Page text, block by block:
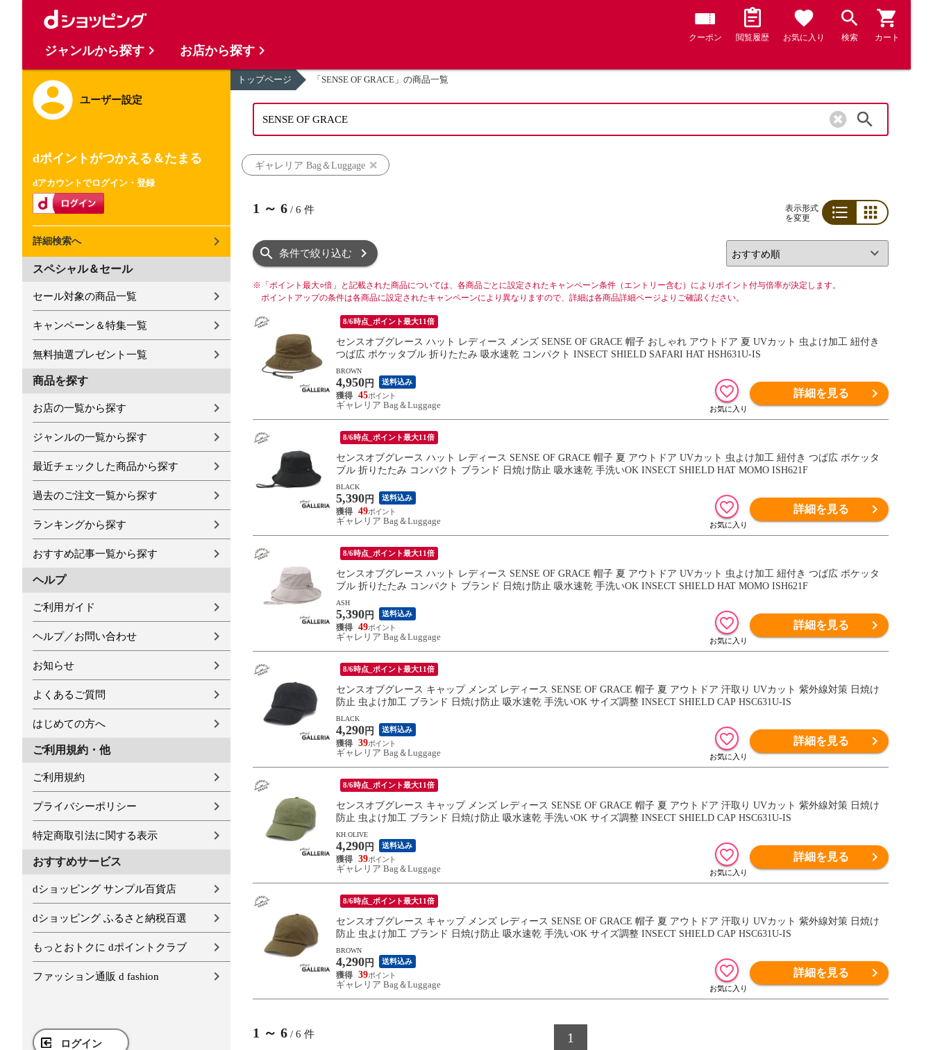
クーポン 閲覧履歴 お気に入り 検索 カート
ユーザー設定
dポイントがつかえる＆たまる
dアカウントでログイン・登録
詳細検索へ
スペシャル＆セール
セール対象の商品一覧
キャンペーン＆特集一覧
無料抽選プレゼント一覧
商品を探す
お店の一覧から探す
ジャンルの一覧から探す
最近チェックした商品から探す
過去のご注文一覧から探す
ランキングから探す
おすすめ記事一覧から探す
ヘルプ
ご利用ガイド
ヘルプ／お問い合わせ
お知らせ
よくあるご質問
はじめての方へ
ご利用規約・他
ご利用規約
プライバシーポリシー
特定商取引法に関する表示
おすすめサービス
dショッピング サンプル百貨店
dショッピング ふるさと納税百選
もっとおトクに dポイントクラブ
ファッション通販 d fashion
ログイン
トップページ 「SENSE OF GRACE」の商品一覧
ギャレリア Bag＆Luggage
1 ～ 6 / 6 件
表示形式
を変更
条件で絞り込む
※ 「ポイント最大○倍」と記載された商品については、各商品ごとに設定されたキャンペーン条件（エントリー含む）によりポイント付与倍率が決定します。
ポイントアップの条件は各商品に設定されたキャンペーンにより異なりますので、詳細は各商品詳細ページよりご確認ください。
8/6時点_ポイント最大11倍
センスオブグレース ハット レディース メンズ SENSE OF GRACE 帽子 おしゃれ アウトドア 夏 UVカット 虫よけ加工 紐付き
つば広 ポケッタブル 折りたたみ 吸水速乾 コンパクト INSECT SHIELD SAFARI HAT HSH631U-IS
BROWN
4,950 円 送料込み
45
ギャレリア Bag＆Luggage
詳細を見る
8/6時点_ポイント最大11倍
センスオブグレース ハット レディース SENSE OF GRACE 帽子 夏 アウトドア UVカット 虫よけ加工 紐付き つば広 ポケッタ
ブル 折りたたみ コンパクト ブランド 日焼け防止 吸水速乾 手洗いOK INSECT SHIELD HAT MOMO ISH621F
BLACK
5,390 円 送料込み
49
ギャレリア Bag＆Luggage
詳細を見る
8/6時点_ポイント最大11倍
センスオブグレース ハット レディース SENSE OF GRACE 帽子 夏 アウトドア UVカット 虫よけ加工 紐付き つば広 ポケッタ
ブル 折りたたみ コンパクト ブランド 日焼け防止 吸水速乾 手洗いOK INSECT SHIELD HAT MOMO ISH621F
ASH
5,390 円 送料込み
49
ギャレリア Bag＆Luggage
詳細を見る
8/6時点_ポイント最大11倍
センスオブグレース キャップ メンズ レディース SENSE OF GRACE 帽子 夏 アウトドア 汗取り UVカット 紫外線対策 日焼け
防止 虫よけ加工 ブランド 日焼け防止 吸水速乾 手洗いOK サイズ調整 INSECT SHIELD CAP HSC631U-IS
BLACK
4,290 円 送料込み
39
ギャレリア Bag＆Luggage
詳細を見る
8/6時点_ポイント最大11倍
センスオブグレース キャップ メンズ レディース SENSE OF GRACE 帽子 夏 アウトドア 汗取り UVカット 紫外線対策 日焼け
防止 虫よけ加工 ブランド 日焼け防止 吸水速乾 手洗いOK サイズ調整 INSECT SHIELD CAP HSC631U-IS
KH.OLIVE
4,290 円 送料込み
39
ギャレリア Bag＆Luggage
詳細を見る
8/6時点_ポイント最大11倍
センスオブグレース キャップ メンズ レディース SENSE OF GRACE 帽子 夏 アウトドア 汗取り UVカット 紫外線対策 日焼け
防止 虫よけ加工 ブランド 日焼け防止 吸水速乾 手洗いOK サイズ調整 INSECT SHIELD CAP HSC631U-IS
BROWN
4,290 円 送料込み
39
ギャレリア Bag＆Luggage
詳細を見る
1 ～ 6 / 6 件 1
ジャンルから探す お店から探す